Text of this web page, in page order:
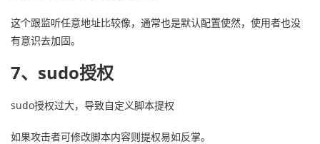
这个跟监听任意地址比较像，通常也是默认配置使然，使用者也没
有意识去加固。
7、sudo授权
sudo授权过大，导致自定义脚本提权
如果攻击者可修改脚本内容则提权易如反掌。